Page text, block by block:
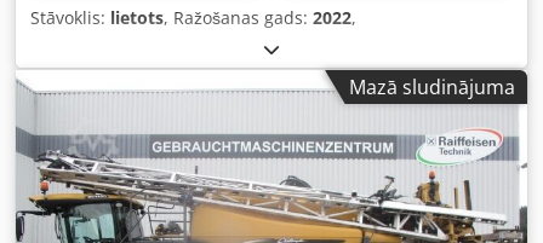
Stāvoklis: lietots, Ražošanas gads: 2022,
Mazā sludinājuma